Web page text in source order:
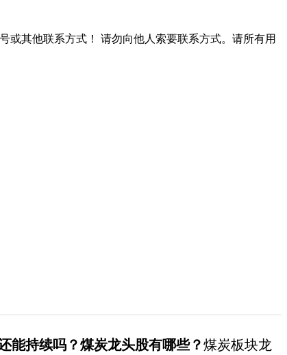
或其他联系方式！
请勿向他人索要联系方式。请所有用
持续吗？煤炭龙头股有哪些？煤炭板块龙